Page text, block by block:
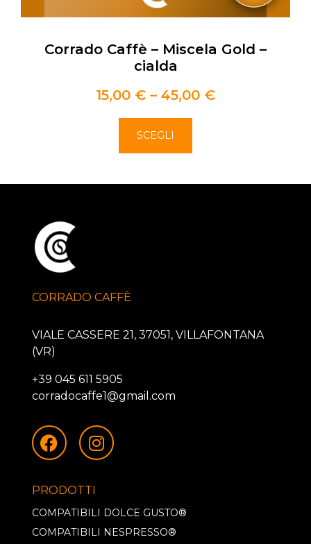
Corrado Caffè – Miscela Gold –
cialda
15,00 € – 45,00 €
SCEGLI
CORRADO CAFFÈ
VIALE CASSERE 21, 37051, VILLAFONTANA
(VR)
+39 045 611 5905
corradocaffe1@gmail.com
PRODOTTI
COMPATIBILI DOLCE GUSTO®
COMPATIBILI NESPRESSO®